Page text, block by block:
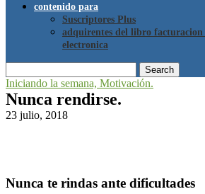
contenido para
Suscriptores Plus
adquirentes del libro
electronica
Search
Iniciando la semana, Motivación.
Nunca rendirse.
23 julio, 2018
Nunca te rindas ante dificultades